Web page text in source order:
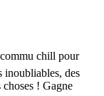
chill pour
inoubliables, des
! Gagne